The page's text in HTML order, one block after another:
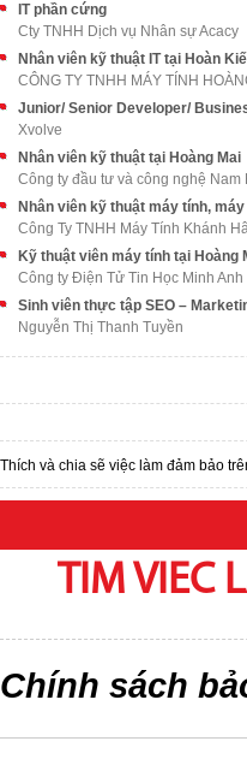
IT phần cứng
Cty TNHH Dịch vụ Nhân sự Acacy
Nhân viên kỹ thuật IT tại Hoàn
CÔNG TY TNHH MÁY TÍNH
Junior/ Senior Developer/
Xvolve
Nhân viên kỹ thuật tại Hoàng Mai
Công ty đầu tư và công nghệ Nam
Nhân viên kỹ thuật máy tính,
Công Ty TNHH Máy Tính Khánh
Kỹ thuật viên máy tính tại Hoàng
Công ty Điện Tử Tin Học Minh Anh
Sinh viên thực tập SEO –
Nguyễn Thị Thanh Tuyền
Thích và chia sẽ việc làm đảm bảo
TIM VIEC
Chính sách